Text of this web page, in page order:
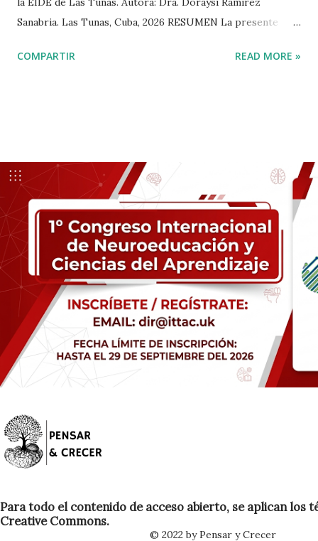
comprensión lectora, producción escrita y compet...
Sanabria. Las Tunas, Cuba, 2026 RESUMEN La presente
perspectiva holística e integrativa la relación entre la
rendimiento deportivo. Se desarrolló un estudio
descriptivo, correlacional y transversal en una muestra de
55 atletas de ambos sexos (35 masculinos y 20 femeninos),
con edades comprendidas entre 13 y 18 años,
pertenecientes a disciplinas como karate, lucha libre, lucha
grecorromana, triatlón, pentatlón y tiro deportivo. Se
evaluaron variables sociodemográficas, composición
corporal, estado nutricional y condición fí...
COMPARTIR READ MORE »
Para todo el contenido de acceso abierto, se aplican los
Creative Commons.
© 2022 by Pensar y Crecer